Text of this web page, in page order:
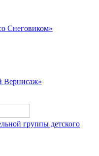
Снеговиком»
Вернисаж»
группы детского